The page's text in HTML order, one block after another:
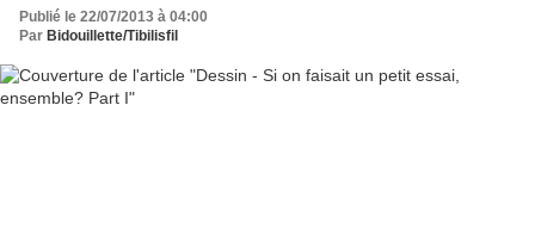
Publié le 22/07/2013 à 04:00
Par Bidouillette/Tibilisfil